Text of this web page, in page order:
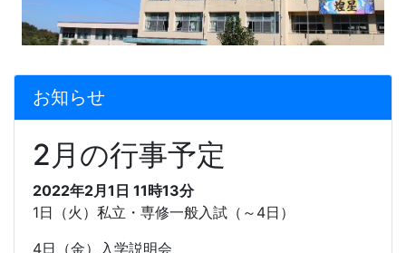
お知らせ
2月の行事予定
2022年2月1日 11時13分
1日（火）私立・専修一般入試（～ 4日）
4日（金）入学説明会